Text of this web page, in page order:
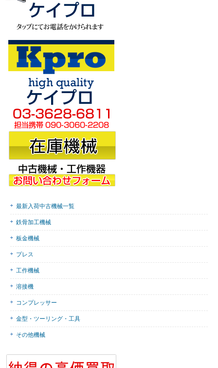
最新入荷中古機械一覧
鉄骨加工機械
板金機械
プレス
工作機械
溶接機
コンプレッサー
金型・ツーリング・工具
その他機械